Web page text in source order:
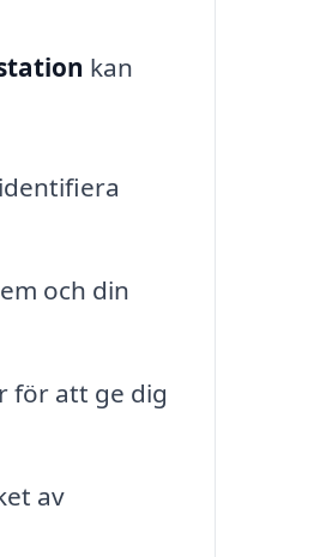
kan
och din
för att ge dig
av